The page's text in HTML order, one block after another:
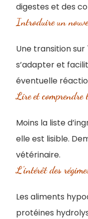
digestes et des
Introduire un
Une transition sur
s’adapter et
éventuelle
Lire et comprendre
Moins la liste
elle est lisible.
vétérinaire.
L’intérêt des
Les aliments
protéines